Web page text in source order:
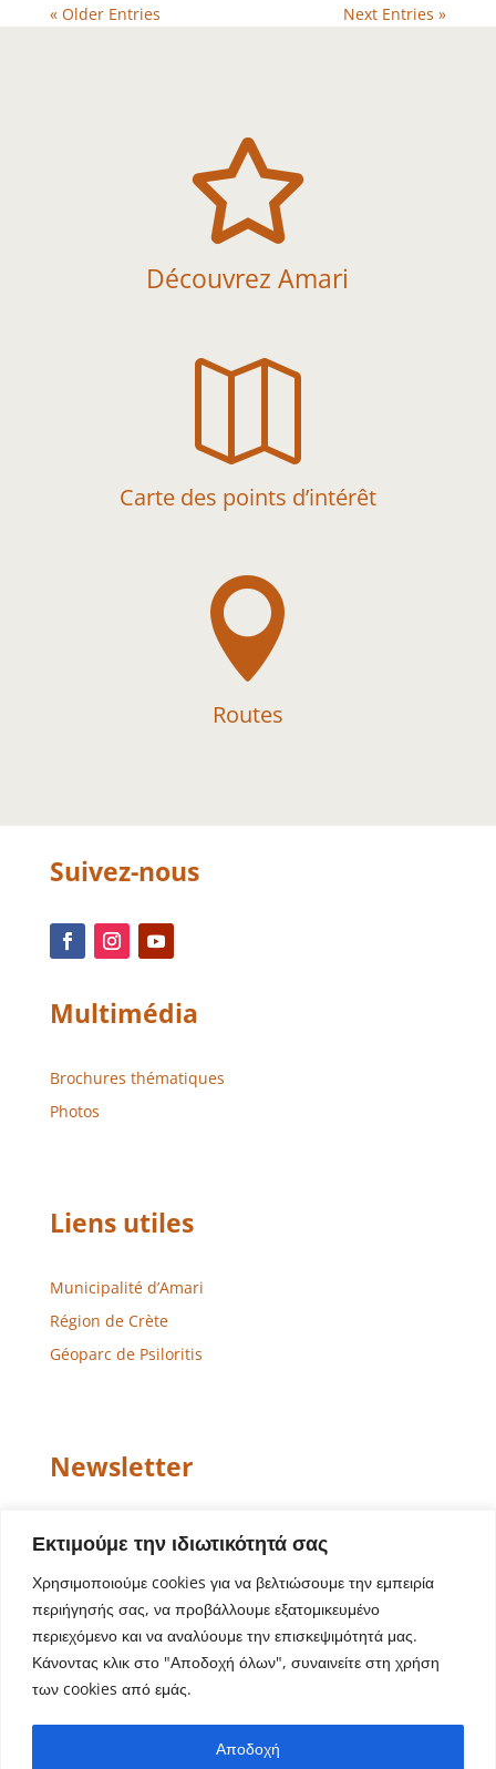
Εκτιμούμε την ιδιωτικότητά σας
Χρησιμοποιούμε cookies για να βελτιώσουμε την εμπειρία
περιήγησής σας, να προβάλλουμε εξατομικευμένο
περιεχόμενο και να αναλύουμε την επισκεψιμότητά μας.
Κάνοντας κλικ στο "Αποδοχή όλων", συναινείτε στη χρήση
των cookies από εμάς.
Αποδοχή
« Older Entries
Next Entries »

Découvrez Amari

Carte des points d’intérêt

Routes
Suivez-nous
Multimédia
Brochures thématiques
Photos
Liens utiles
Municipalité d’Amari
Région de Crète
Géoparc de Psiloritis
Newsletter
| Copyright © 2022 Municipalité d’Amari